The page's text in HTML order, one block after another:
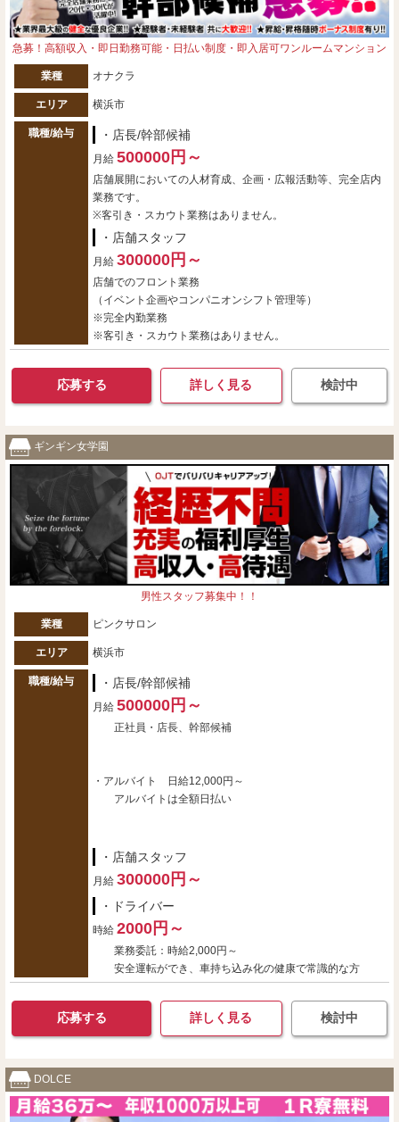
急募！高額収入・即日勤務可能・日払い制度・即入居可ワンルームマンション
業種 オナクラ
エリア 横浜市
職種/給与 ・店長/幹部候補
月給 500000円～
店舗展開においての人材育成、企画・広報活動等、完全店内
業務です。
※客引き・スカウト業務はありません。
・店舗スタッフ
月給 300000円～
店舗でのフロント業務
（イベント企画やコンパニオンシフト管理等）
※完全内勤業務
※客引き・スカウト業務はありません。
応募する 詳しく見る 検討中
ギンギン女学園
男性スタッフ募集中！！
業種 ピンクサロン
エリア 横浜市
職種/給与 ・店長/幹部候補
月給 500000円～
正社員・店長、幹部候補
・アルバイト 日給12,000円～
アルバイトは全額日払い
・店舗スタッフ
月給 300000円～
・ドライバー
時給 2000円～
業務委託：時給2,000円～
安全運転ができ、車持ち込み化の健康で常識的な方
応募する 詳しく見る 検討中
DOLCE